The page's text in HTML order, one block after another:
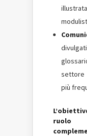
settore
più
ruolo